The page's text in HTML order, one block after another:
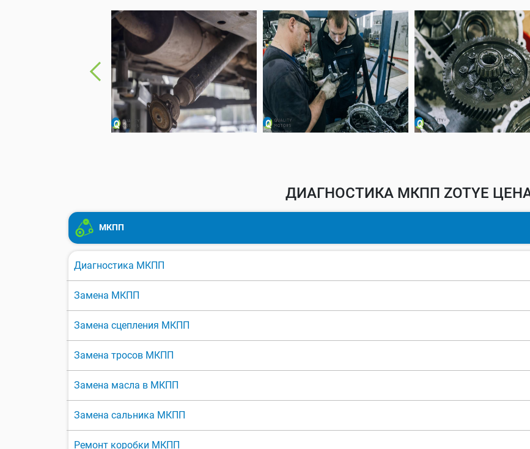
ДИАГНОСТИКА МКПП ZOTYE
МКПП
Диагностика МКПП
Замена МКПП
Замена сцепления МКПП
Замена тросов МКПП
Замена масла в МКПП
Замена сальника МКПП
Ремонт коробки МКПП